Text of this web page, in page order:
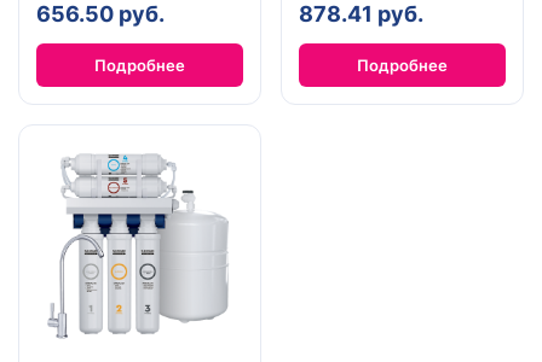
656.50 руб.
Подробнее
878.41 руб.
Подробнее